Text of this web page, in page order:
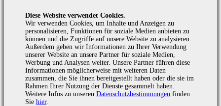
Diese Website verwendet Cookies.
Wir verwenden Cookies, um Inhalte und Anzeigen zu
personalisieren, Funktionen für soziale Medien anbieten zu
können und die Zugriffe auf unsere Website zu analysieren.
Außerdem geben wir Informationen zu Ihrer Verwendung
unserer Website an unsere Partner für soziale Medien,
Werbung und Analysen weiter. Unsere Partner führen diese
Informationen möglicherweise mit weiteren Daten
zusammen, die Sie ihnen bereitgestellt haben oder die sie im
Rahmen Ihrer Nutzung der Dienste gesammelt haben.
Weitere Infos zu unserenDatenschutzbestimmungen finden
Siehier.